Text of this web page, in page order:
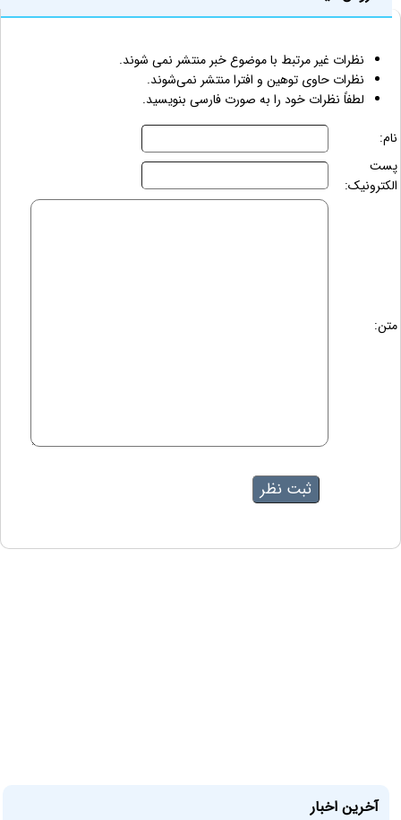
نظرات غیر مرتبط با موضوع خبر منتشر نمی شوند.
نظرات حاوی توهین و افترا منتشر نمی‌شوند.
لطفاً نظرات خود را به صورت فارسی بنویسید.
نام:
پست
الکترونیک:
متن:
آخرین اخبار